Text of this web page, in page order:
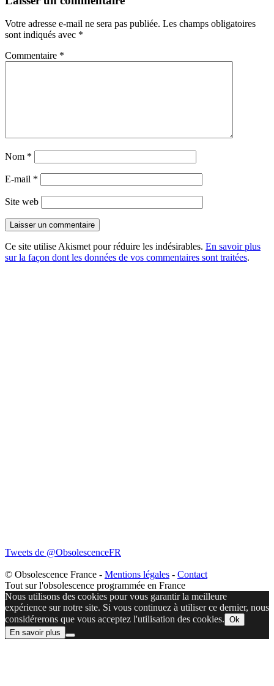
Votre adresse e-mail ne sera pas publiée. Les champs obligatoires
sont indiqués avec *
Commentaire *
Nom *
E-mail *
Site web
Ce site utilise Akismet pour réduire les indésirables. En savoir plus
sur la façon dont les données de vos commentaires sont traitées.
Tweets de @ObsolescenceFR
© Obsolescence France - Mentions légales - Contact
Tout sur l'obsolescence programmée en France
Nous utilisons des cookies pour vous garantir la meilleure
expérience sur notre site. Si vous continuez à utiliser ce dernier, nous
considérerons que vous acceptez l'utilisation des cookies. Ok
En savoir plus